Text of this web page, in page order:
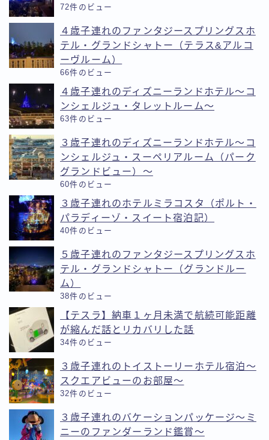
72件のビュー
４歳子連れのファンタジースプリングスホ
テル・グランドシャトー（テラス&アルコ
ーヴルーム）
66件のビュー
４歳子連れのディズニーランドホテル〜コ
ンシェルジュ・タレットルーム〜
63件のビュー
３歳子連れのディズニーランドホテル〜コ
ンシェルジュ・スーペリアルーム（パーク
グランドビュー）〜
60件のビュー
３歳子連れのホテルミラコスタ（ポルト・
パラディーゾ・スイート宿泊記）
40件のビュー
５歳子連れのファンタジースプリングスホ
テル・グランドシャトー（グランドルー
ム）
38件のビュー
【テスラ】納車１ヶ月未満で航続可能距離
が縮んだ話とリカバリした話
34件のビュー
３歳子連れのトイストーリーホテル宿泊〜
スクエアビューのお部屋〜
32件のビュー
３歳子連れのバケーションパッケージ〜ミ
ニーのファンダーランド鑑賞〜